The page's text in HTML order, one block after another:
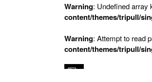
Warning: Undefined array
content/themes/tripull/
Warning: Attempt to read
content/themes/tripull/